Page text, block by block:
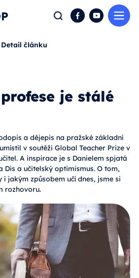
Hledat FacebookYouTube
Detail článku
je stálé
a dějepis na pražské základní
v soutěži Global Teacher Prize v
A inspirace je s Danielem spjatá
Dis a učitelský optimismus. O tom,
jakým způsobem učí dnes, jsme si
rozhovoru.